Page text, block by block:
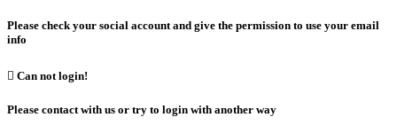
Please check your social account and give the permission to use your email
info
 Can not login!
Please contact with us or try to login with another way